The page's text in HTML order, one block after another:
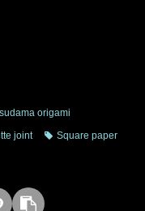
origami
joint Square paper